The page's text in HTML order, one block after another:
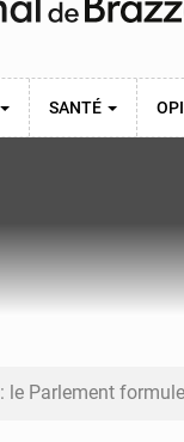
SANTÉ
Parlement formule 28